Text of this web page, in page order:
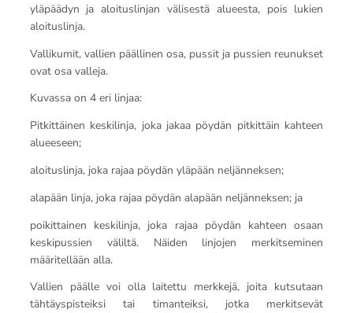
yläpäädyn ja aloituslinjan välisestä alueesta, pois lukien
aloituslinja.
Vallikumit, vallien päällinen osa, pussit ja pussien reunukset
ovat osa valleja.
Kuvassa on 4 eri linjaa:
Pitkittäinen keskilinja, joka jakaa pöydän pitkittäin kahteen
alueeseen;
aloituslinja, joka rajaa pöydän yläpään neljänneksen;
alapään linja, joka rajaa pöydän alapään neljänneksen; ja
poikittainen keskilinja, joka rajaa pöydän kahteen osaan
keskipussien väliltä. Näiden linjojen merkitseminen
määritellään alla.
Vallien päälle voi olla laitettu merkkejä, joita kutsutaan
tähtäyspisteiksi tai timanteiksi, jotka merkitsevät